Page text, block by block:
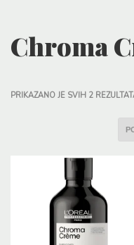
Chroma
PRIKAZANO JE SVIH 2